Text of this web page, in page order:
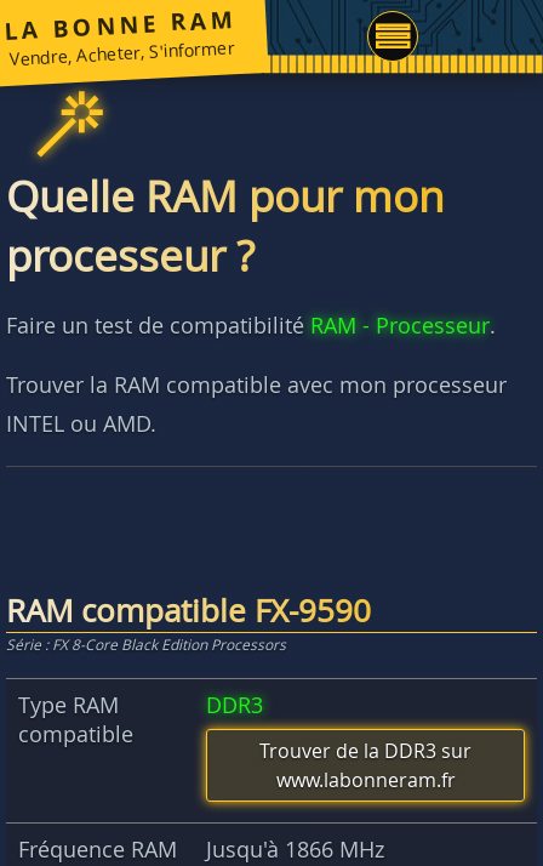
LA BONNE RAM
Vendre, Acheter, S'informer
Quelle RAM pour mon
processeur ?
Faire un test de compatibilité RAM - Processeur.
Trouver la RAM compatible avec mon processeur
INTEL ou AMD.
RAM compatible FX-9590
Série : FX 8-Core Black Edition Processors
Type RAM
compatible
DDR3
Trouver de la DDR3 sur
www.labonneram.fr
Fréquence RAM Jusqu'à 1866 MHz